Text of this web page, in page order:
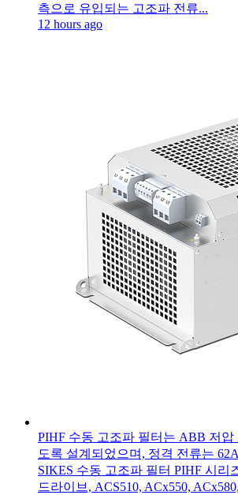
측으로 유입되는 고조파 전류...
12 hours ago
PIHF 수동 고조파 필터는 ABB 저압
도록 설계되었으며, 정격 전류는
SIKES 수동 고조파 필터 PIHF 시리
드라이브, ACS510, ACx550,